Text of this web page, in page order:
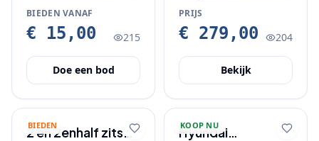
BIEDEN VANAF
€ 15,00 215
Doe een bod
Groot Struis
Raben XXL
PRIJS
€ 279,00 204
Bekijk
BIEDEN
2 en 2enhalf zits
KOOP NU
Hyundai